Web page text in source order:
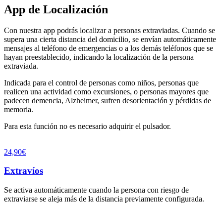
App de Localización
Con nuestra app podrás localizar a personas extraviadas. Cuando se
supera una cierta distancia del domicilio, se envían automáticamente
mensajes al teléfono de emergencias o a los demás teléfonos que se
hayan preestablecido, indicando la localización de la persona
extraviada.
Indicada para el control de personas como niños, personas que
realicen una actividad como excursiones, o personas mayores que
padecen demencia, Alzheimer, sufren desorientación y pérdidas de
memoria.
Para esta función no es necesario adquirir el pulsador.
24,90€
Extravíos
Se activa automáticamente cuando la persona con riesgo de
extraviarse se aleja más de la distancia previamente configurada.